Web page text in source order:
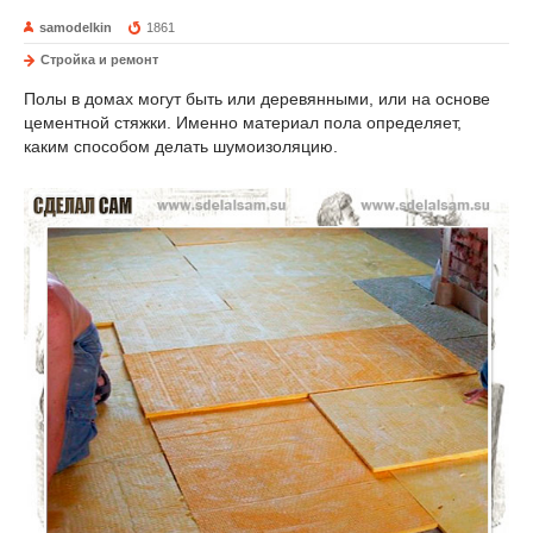
samodelkin 1861
Стройка и ремонт
Полы в домах могут быть или деревянными, или на основе
цементной стяжки. Именно материал пола определяет,
каким способом делать шумоизоляцию.